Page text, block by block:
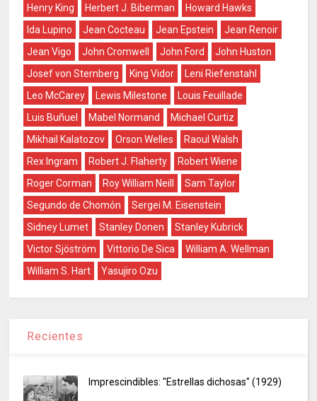
Henry King
Herbert J. Biberman
Howard Hawks
Ida Lupino
Jean Cocteau Jean Epstein
Jean Renoir
Jean Vigo
John Cromwell John Ford
John Huston
Josef von Sternberg
King Vidor
Leni Riefenstahl
Leo McCarey
Lewis Milestone
Louis Feuillade
Luis Buñuel
Mabel Normand
Michael Curtiz
Mikhail Kalatozov
Orson Welles
Raoul Walsh
Rex Ingram
Robert J. Flaherty
Robert Wiene
Roger Corman
Roy William Neill
Sam Taylor
Segundo de Chomón
Sergei M. Eisenstein
Sidney Lumet
Stanley Donen
Stanley Kubrick
Victor Sjöström
Vittorio De Sica
William A. Wellman
William S. Hart
Yasujiro Ozu
Recientes
Imprescindibles: "Estrellas dichosas" (1929)